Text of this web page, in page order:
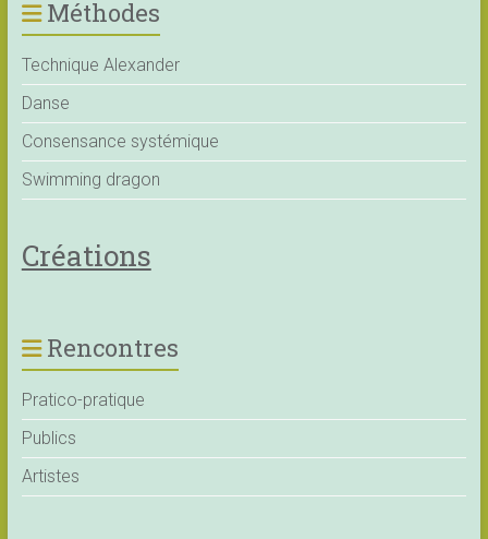
Méthodes
Technique Alexander
Danse
Consensance systémique
Swimming dragon
Créations
Rencontres
Pratico-pratique
Publics
Artistes